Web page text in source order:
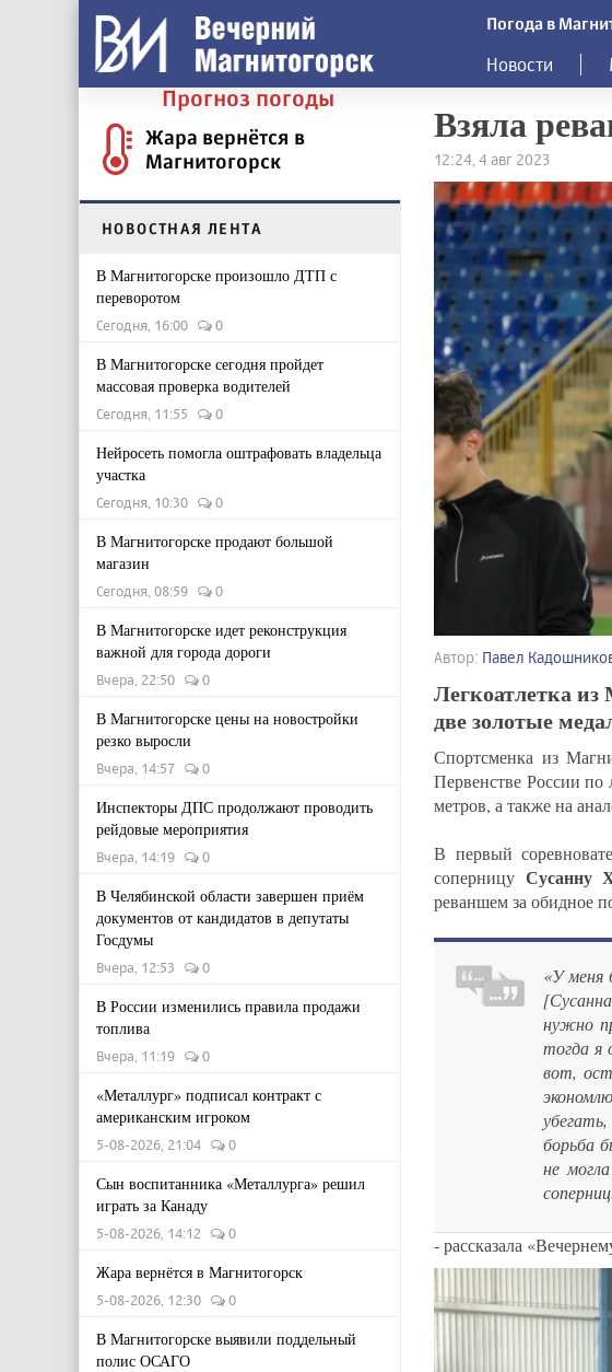
Погода в
Новости
Прогноз погоды
Жара вернётся в
Магнитогорск
НОВОСТНАЯ ЛЕНТА
В Магнитогорске произошло ДТП с
переворотом
Сегодня, 16:00 0
В Магнитогорске сегодня пройдет
массовая проверка водителей
Сегодня, 11:55 0
Нейросеть помогла оштрафовать владельца
участка
Сегодня, 10:30 0
В Магнитогорске продают большой
магазин
Сегодня, 08:59 0
В Магнитогорске идет реконструкция
важной для города дороги
Вчера, 22:50 0
В Магнитогорске цены на новостройки
резко выросли
Вчера, 14:57 0
Инспекторы ДПС продолжают проводить
рейдовые мероприятия
Вчера, 14:19 0
В Челябинской области завершен приём
документов от кандидатов в депутаты
Госдумы
Вчера, 12:53 0
В России изменились правила продажи
топлива
Вчера, 11:19 0
«Металлург» подписал контракт с
американским игроком
5-08-2026, 21:04 0
Сын воспитанника «Металлурга» решил
играть за Канаду
5-08-2026, 14:12 0
Жара вернётся в Магнитогорск
5-08-2026, 12:30 0
В Магнитогорске выявили поддельный
полис ОСАГО
Взяла
12:24, 4 авг 2023
Автор: Павел
Легкоатлетка из
две золотые
Спортсменка из
Первенстве России
метров, а также на
В первый
соперницу Сусанну
реваншем за обидное
«У меня
нужно
тогда я
вот,
борьба
не
- рассказала